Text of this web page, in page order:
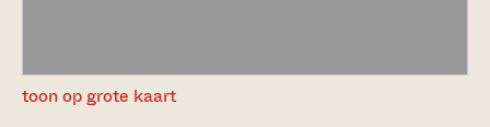
toon op grote kaart